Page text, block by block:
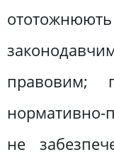
ототожнюють
правовим;
не